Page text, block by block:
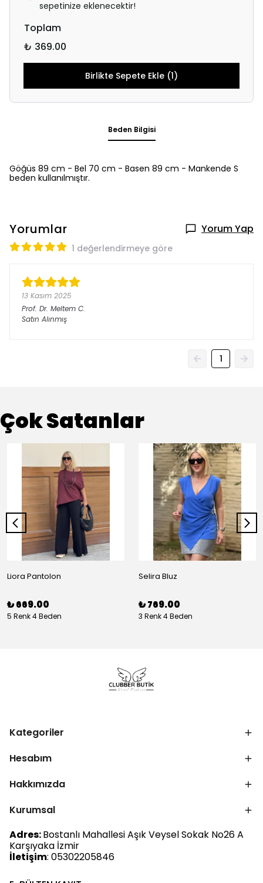
sepetinize eklenecektir!
Toplam
₺ 369.00
Birlikte Sepete Ekle (1)
Beden Bilgisi
Göğüs 89 cm - Bel 70 cm - Basen 89 cm - Mankende S
beden kullanılmıştır.
Yorumlar Yorum Yap
1 değerlendirmeye göre
13 Kasım 2025
Prof. Dr. Meltem C.
Satın Alınmış
1
Çok Satanlar
Liora Pantolon
₺ 669.00
5 Renk 4 Beden
Selira Bluz
₺ 769.00
3 Renk 4 Beden
Kategoriler
Hesabım
Hakkımızda
Kurumsal
Adres:Bostanlı Mahallesi Aşık Veysel Sokak No26 A
Karşıyaka İzmir
İletişim: 05302205846